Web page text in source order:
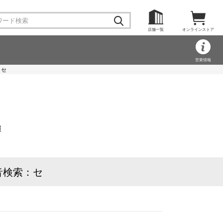
オンラインストア
店舗一覧
営業情報
索：セ